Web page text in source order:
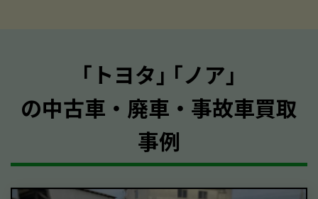
｢トヨタ｣ ｢ノア｣
の中古車・廃車・事故車買取
事例